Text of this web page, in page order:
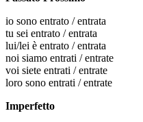
io sono entrato / entrata
tu sei entrato / entrata
lui/lei è entrato / entrata
noi siamo entrati / entrate
voi siete entrati / entrate
loro sono entrati / entrate
Imperfetto